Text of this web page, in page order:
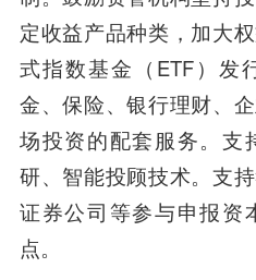
定收益产品种类，加大
式指数基金（ETF）发
金、保险、银行理财、
场投资的配套服务。支
研、智能投顾技术。支
证券公司等参与申报资
点。